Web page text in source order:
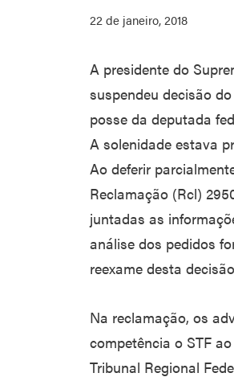
22 de janeiro, 2018
A presidente do
suspendeu decisão
posse da deputada
A solenidade estava
Ao deferir
Reclamação (Rcl)
juntadas as
análise dos pedidos
reexame desta
Na reclamação, os
competência o STF
Tribunal Regional